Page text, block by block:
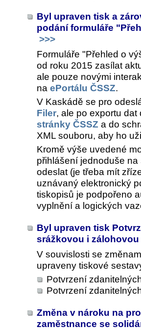
Byl upraven tisk a
podání formuláře
>>>
Formuláře "Přehled o
od roku 2015 zasílat
ale pouze novými
na ePortálu ČSSZ.
V Kaskádě se pro
Filer, ale po exportu dat
stránky ČSSZ a do
XML souboru, aby ho
Kromě výše uvedené
přihlášení jednoduše
odeslat (je třeba mít
uznávaný elektronický
tiskopisů je podpořeno
vyplnění a logických
Byl upraven tisk
srážkovou i
V souvislosti se
upraveny tiskové
Potvrzení
Potvrzení
Změna v nároku na
zaměstnance se